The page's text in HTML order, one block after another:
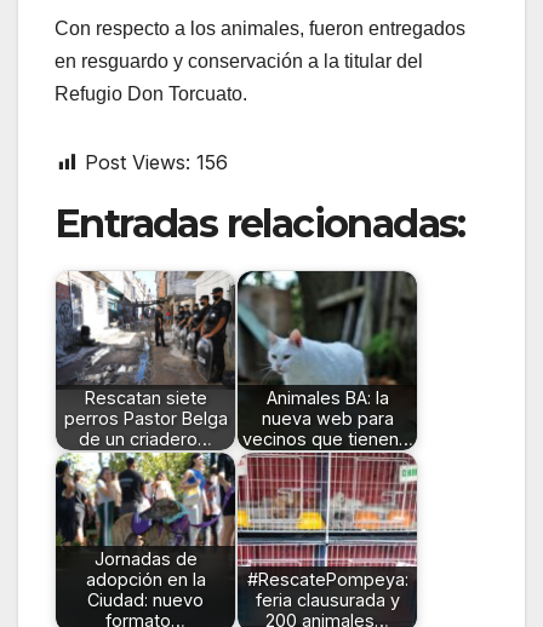
Con respecto a los animales, fueron entregados
en resguardo y conservación a la titular del
Refugio Don Torcuato.
Post Views: 156
Entradas relacionadas:
Rescatan siete
perros Pastor Belga
de un criadero…
Animales BA: la
nueva web para
vecinos que tienen…
Jornadas de
adopción en la
Ciudad: nuevo
formato…
#RescatePompeya:
feria clausurada y
200 animales…